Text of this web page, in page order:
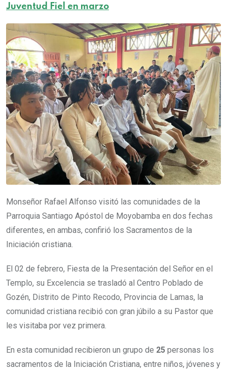
Juventud Fiel en marzo
Monseñor Rafael Alfonso visitó las comunidades de la
Parroquia Santiago Apóstol de Moyobamba en dos fechas
diferentes, en ambas, confirió los Sacramentos de la
Iniciación cristiana.
El 02 de febrero, Fiesta de la Presentación del Señor en el
Templo, su Excelencia se trasladó al Centro Poblado de
Gozén, Distrito de Pinto Recodo, Provincia de Lamas, la
comunidad cristiana recibió con gran júbilo a su Pastor que
les visitaba por vez primera.
En esta comunidad recibieron un grupo de 25 personas los
sacramentos de la Iniciación Cristiana, entre niños, jóvenes y